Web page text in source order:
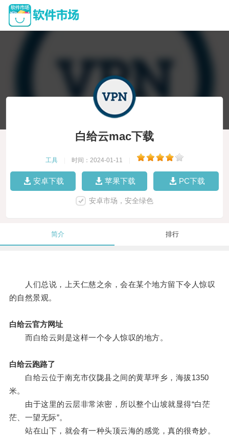
白给云mac下载
工具 时间：2024-01-11
安卓下载 苹果下载 PC下载
安卓市场，安全绿色
简介 排行
人们总说，上天仁慈之余，会在某个地方留下令人惊叹
的自然景观。
白给云官方网址
而白给云则是这样一个令人惊叹的地方。
白给云跑路了
白给云位于南充市仪陇县之间的黄草坪乡，海拔1350
米。
由于这里的云层非常浓密，所以整个山坡就显得“白茫
茫、一望无际”。
站在山下，就会有一种头顶云海的感觉，真的很奇妙。